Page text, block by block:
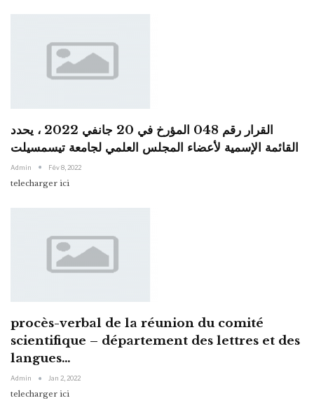
القرار رقم 048 المؤرخ في 20 جانفي 2022 ، يحدد
القائمة الإسمية لأعضاء المجلس العلمي لجامعة تيسمسيلت
Admin Fév 8, 2022
telecharger ici
procès-verbal de la réunion du comité
scientifique – département des lettres et des
langues…
Admin Jan 2, 2022
telecharger ici